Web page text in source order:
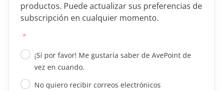
productos. Puede actualizar sus preferencias de
subscripción en cualquier momento.
*
¡Sí por favor! Me gustaría saber de AvePoint de
vez en cuando.
No quiero recibir correos electrónicos